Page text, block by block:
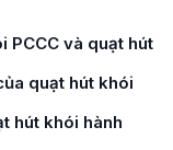
PCCC và quạt hút
quạt hút khói
hút khói hành